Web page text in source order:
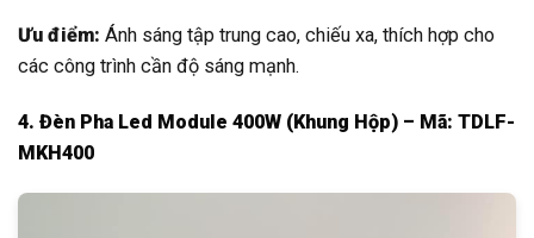
Ưu điểm: Ánh sáng tập trung cao, chiếu xa, thích hợp cho
các công trình cần độ sáng mạnh.
4. Đèn Pha Led Module 400W (Khung Hộp) – Mã: TDLF-
MKH400